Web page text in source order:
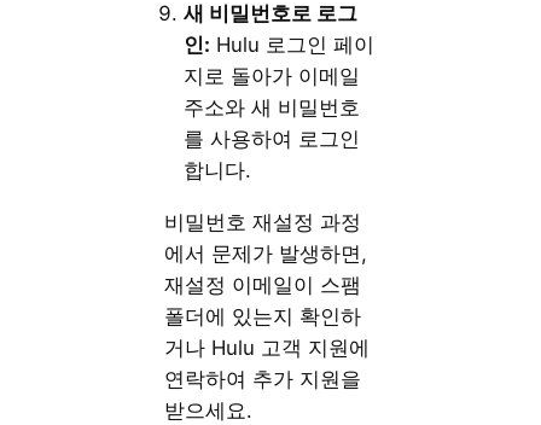
새 비밀번호로 로그
인: Hulu 로그인 페이
지로 돌아가 이메일
주소와 새 비밀번호
를 사용하여 로그인
합니다.
비밀번호 재설정 과정
에서 문제가 발생하면,
재설정 이메일이 스팸
폴더에 있는지 확인하
거나 Hulu 고객 지원에
연락하여 추가 지원을
받으세요.